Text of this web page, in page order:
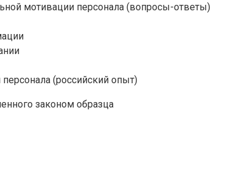
мотивации персонала (вопросы-ответы)
(российский опыт)
законом образца